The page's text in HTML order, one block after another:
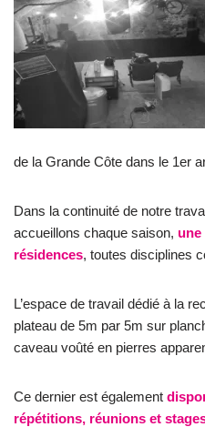
de la Grande Côte dans le 1er
Dans la continuité de notre
accueillons chaque saison, une
résidences, toutes disciplines
L’espace de travail dédié à la
plateau de 5m par 5m sur
caveau voûté en pierres
Ce dernier est également
répétitions, réunions et